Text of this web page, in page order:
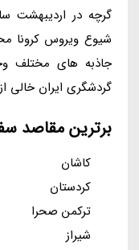
شیوع ویروس کرونا
جاذبه های مختلف
گردشگری ایران
برترین مقاصد
کاشان
کردستان
ترکمن صحرا
شیراز